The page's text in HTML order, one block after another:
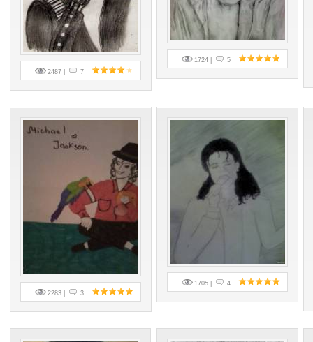
2487 | 7
1724 | 5
2283 | 3
1705 | 4